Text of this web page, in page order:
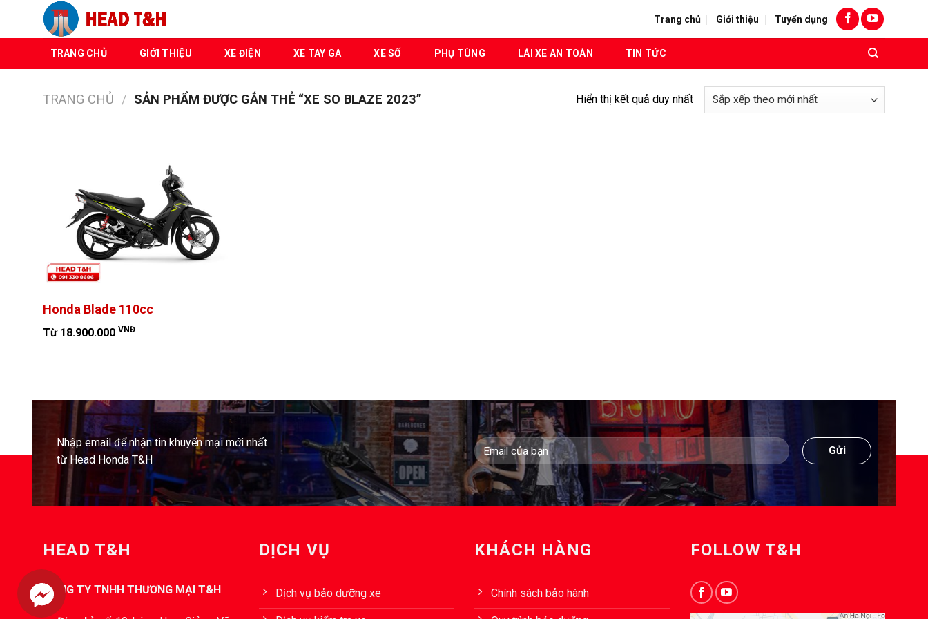
nội
Trang chủ Giới thiệu Tuyển dụng
TRANG CHỦ GIỚI THIỆU XE ĐIỆN XE TAY GA XE SỐ PHỤ TÙNG LÁI XE AN TOÀN TIN TỨC
TRANG CHỦ / SẢN PHẨM ĐƯỢC GẮN THẺ “XE SO BLAZE 2023” Hiển thị kết quả duy nhất
Honda Blade 110cc
Từ 18.900.000 VNĐ
Nhập email để nhận tin khuyến mại mới nhất
từ Head Honda T&H
HEAD T&H
CÔNG TY TNHH THƯƠNG MẠI T&H
DỊCH VỤ
Dịch vụ bảo dưỡng xe
KHÁCH HÀNG
Chính sách bảo hành
FOLLOW T&H